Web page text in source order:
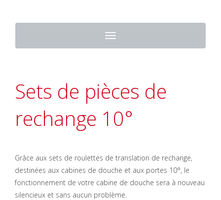
Toggle
navigation
Sets de pièces de
rechange 10°
Grâce aux sets de roulettes de translation de rechange,
destinées aux cabines de douche et aux portes 10°, le
fonctionnement de votre cabine de douche sera à nouveau
silencieux et sans aucun problème.